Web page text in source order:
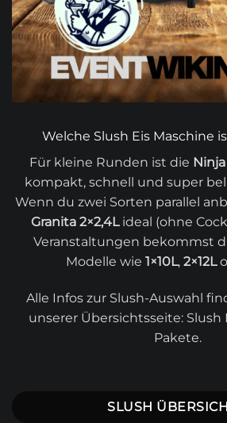
Welche Slush Eis Maschine
Für kleine Runden ist die
kompakt, schnell und super
Wenn du zwei Sorten parallel
Granita 2×2,4Lideal (ohne
Veranstaltungen bekommst
Modelle wie 1×10L, 2×12L
Alle Infos zur Slush-Auswahl
unserer Übersichtsseite: Slush
Pakete.
SLUSH